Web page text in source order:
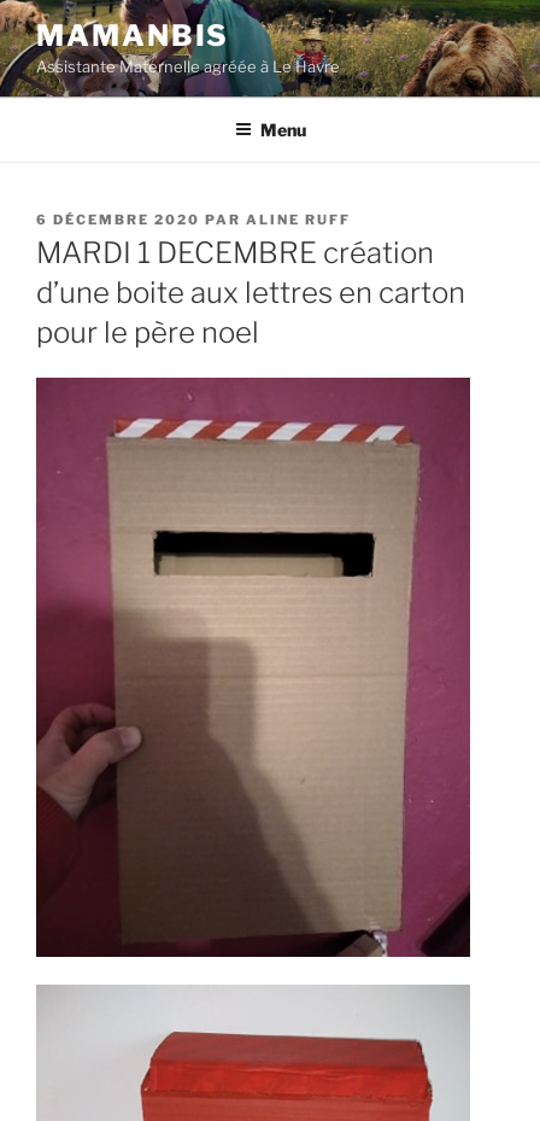
Aller
au
contenu
principal
MAMANBIS
Assistante Maternelle agréée à Le Havre
Menu
PUBLIÉ
LE
6 DÉCEMBRE 2020 PAR ALINE RUFF
MARDI 1 DECEMBRE création
d’une boite aux lettres en carton
pour le père noel